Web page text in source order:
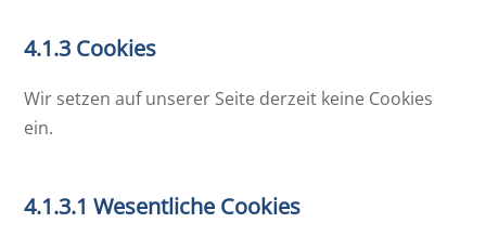
4.1.3 Cookies
Wir setzen auf unserer Seite derzeit keine Cookies
ein.
4.1.3.1 Wesentliche Cookies